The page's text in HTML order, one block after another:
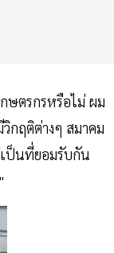
ษตรกรหรือไม่ ผม
กฤติต่างๆ สมาคม
ป็นที่ยอมรับกัน